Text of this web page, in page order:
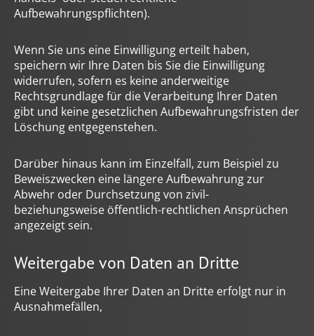
Aufbewahrungspflichten).
Wenn Sie uns eine Einwilligung erteilt haben,
speichern wir Ihre Daten bis Sie die Einwilligung
widerrufen, sofern es keine anderweitige
Rechtsgrundlage für die Verarbeitung Ihrer Daten
gibt und keine gesetzlichen Aufbewahrungsfristen der
Löschung entgegenstehen.
Darüber hinaus kann im Einzelfall, zum Beispiel zu
Beweiszwecken eine längere Aufbewahrung zur
Abwehr oder Durchsetzung von zivil-
beziehungsweise öffentlich-rechtlichen Ansprüchen
angezeigt sein.
Weitergabe von Daten an Dritte
Eine Weitergabe Ihrer Daten an Dritte erfolgt nur in
Ausnahmefällen,